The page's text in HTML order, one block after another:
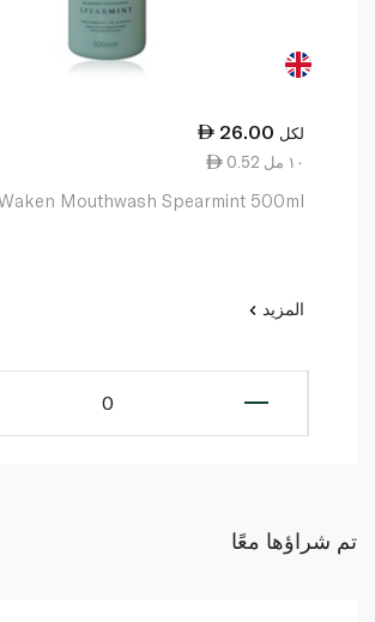
26.00 لكل
0.52 ١٠ مل
Mouthwash Spearmint 500ml
المزيد
0
تم شراؤها معًا